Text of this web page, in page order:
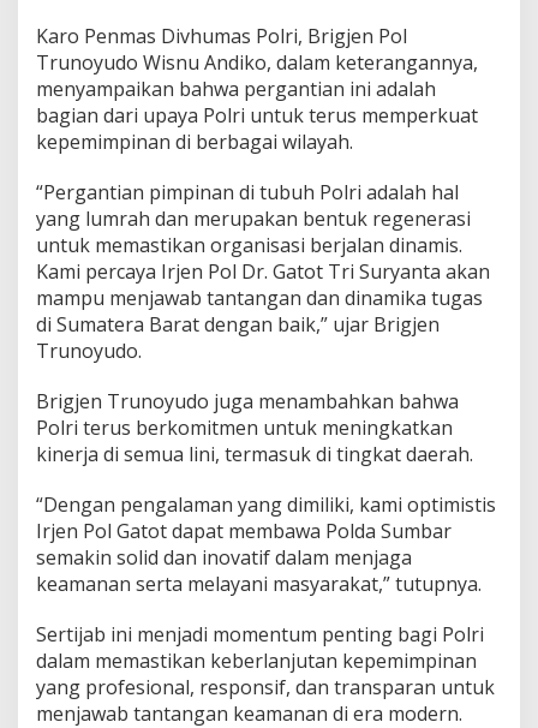
Karo Penmas Divhumas Polri, Brigjen Pol
Trunoyudo Wisnu Andiko, dalam keterangannya,
menyampaikan bahwa pergantian ini adalah
bagian dari upaya Polri untuk terus memperkuat
kepemimpinan di berbagai wilayah.
“Pergantian pimpinan di tubuh Polri adalah hal
yang lumrah dan merupakan bentuk regenerasi
untuk memastikan organisasi berjalan dinamis.
Kami percaya Irjen Pol Dr. Gatot Tri Suryanta akan
mampu menjawab tantangan dan dinamika tugas
di Sumatera Barat dengan baik,” ujar Brigjen
Trunoyudo.
Brigjen Trunoyudo juga menambahkan bahwa
Polri terus berkomitmen untuk meningkatkan
kinerja di semua lini, termasuk di tingkat daerah.
“Dengan pengalaman yang dimiliki, kami optimistis
Irjen Pol Gatot dapat membawa Polda Sumbar
semakin solid dan inovatif dalam menjaga
keamanan serta melayani masyarakat,” tutupnya.
Sertijab ini menjadi momentum penting bagi Polri
dalam memastikan keberlanjutan kepemimpinan
yang profesional, responsif, dan transparan untuk
menjawab tantangan keamanan di era modern.